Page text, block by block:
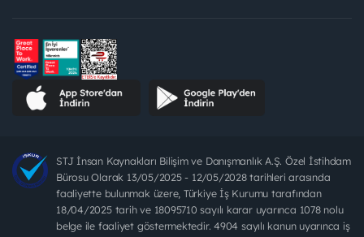
STJ İnsan Kaynakları Bilişim ve Danışmanlık A.Ş. Özel İstihdam
Bürosu Olarak 13/05/2025 - 12/05/2028 tarihleri arasında
faaliyette bulunmak üzere, Türkiye İş Kurumu tarafından
18/04/2025 tarih ve 18095710 sayılı karar uyarınca 1078 nolu
belge ile faaliyet göstermektedir. 4904 sayılı kanun uyarınca iş